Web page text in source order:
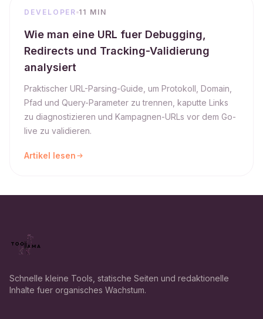
DEVELOPER 11 MIN
Wie man eine URL fuer Debugging,
Redirects und Tracking-Validierung
analysiert
Praktischer URL-Parsing-Guide, um Protokoll, Domain,
Pfad und Query-Parameter zu trennen, kaputte Links
zu diagnostizieren und Kampagnen-URLs vor dem Go-
live zu validieren.
Artikel lesen
Schnelle kleine Tools, statische Seiten und redaktionelle
Inhalte fuer organisches Wachstum.